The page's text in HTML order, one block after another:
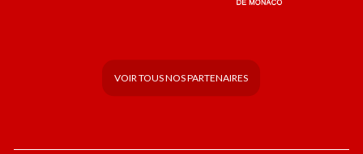
VOIR TOUS NOS PARTENAIRES